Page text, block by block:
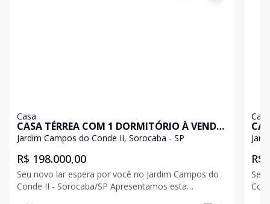
Casa
CASA TÉRREA COM 1 DORMITÓRIO À VENDA
EM JARDIM CAMPOS DO CONDE 2 -
Jardim Campos do Conde II, Sorocaba - SP
R$ 198.000,00
Seu novo lar espera por você no Jardim Campos do
Conde II - Sorocaba/SP Apresentamos esta
Casa
EM
R$
Seu
Conde